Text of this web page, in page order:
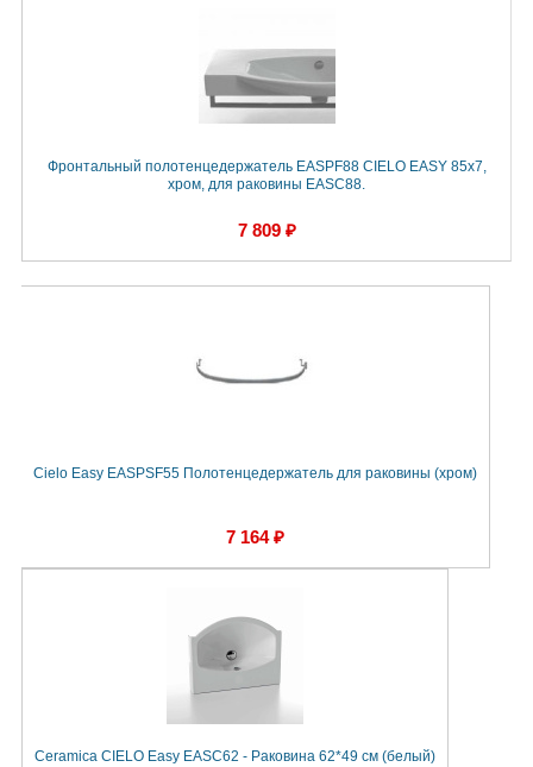
Фронтальный полотенцедержатель EASPF88 CIELO EASY 85х7,
хром, для раковины EASC88.
7 809 ₽
Cielo Easy EASPSF55 Полотенцедержатель для раковины (хром)
7 164 ₽
Ceramica CIELO Easy EASC62 - Раковина 62*49 см (белый)